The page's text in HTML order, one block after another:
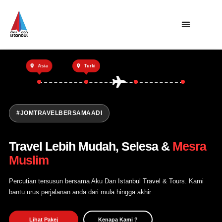
Utama
Private Trip
Open Trip
Tentang Kami
Hubungi Kami
Asia Turki
#JOMTRAVELBERSAMAADI
Travel Lebih Mudah, Selesa & Mesra
Muslim
Percutian tersusun bersama Aku Dan Istanbul Travel & Tours. Kami
bantu urus perjalanan anda dari mula hingga akhir.
Lihat Pakej Kenapa Kami ?